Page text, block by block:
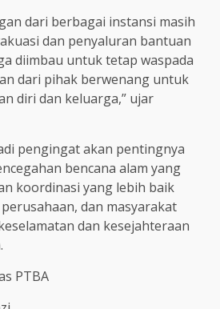
dari berbagai instansi masih
dan penyaluran bantuan
diimbau untuk tetap waspada
dari pihak berwenang untuk
diri dan keluarga,” ujar
pengingat akan pentingnya
bencana alam yang
koordinasi yang lebih baik
dan masyarakat
dan kesejahteraan
PTBA